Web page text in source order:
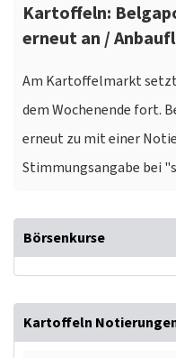
Kartoffeln:
erneut an /
Am Kartoffelmarkt
dem Wochenende fort.
erneut zu mit einer
Stimmungsangabe bei
Börsenkurse
Kartoffeln